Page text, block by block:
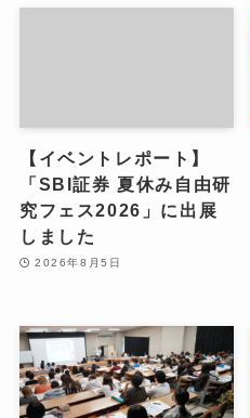
【イベントレポート】
「SBI証券 夏休み自由研
究フェス2026」に出展
しました
2026年8月5日